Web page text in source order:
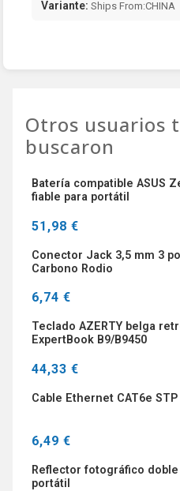
Variante: Ships From:CHINA
Otros usuarios
buscaron
Batería compatible ASUS
fiable para portátil
51,98 €
Conector Jack 3,5 mm 3
Carbono Rodio
6,74 €
Teclado AZERTY belga
ExpertBook B9/B9450
44,33 €
Cable Ethernet CAT6e
6,49 €
Reflector fotográfico
portátil